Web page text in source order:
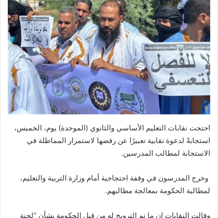
احتجت نقابات التعليم الأساسي والثانوي (الموحدة) يوم، الخميس،
استجابةً لدعوة نقابية تعبيرًا عن رفضها لاستمرار المماطلة في
الاستجابة لمطالب المدرسين.
وخرج المدرسون في وقفة احتجاجية أمام وزارة التربية والتعليم،
لمطالبة الحكومة بمعالجة مطالبهم.
وقالت النقابات إن ما تم الترويج له من قبل الحكومة بشأن “لجنة